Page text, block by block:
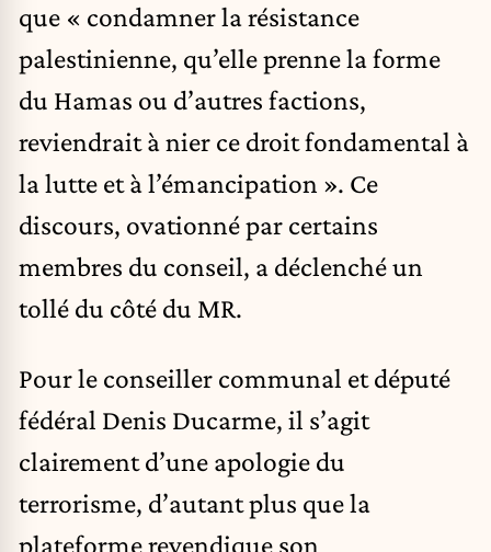
que « condamner la résistance
palestinienne, qu’elle prenne la forme
du Hamas ou d’autres factions,
reviendrait à nier ce droit fondamental à
la lutte et à l’émancipation ». Ce
discours, ovationné par certains
membres du conseil, a déclenché un
tollé du côté du MR.
Pour le conseiller communal et député
fédéral Denis Ducarme, il s’agit
clairement d’une apologie du
terrorisme, d’autant plus que la
plateforme revendique son